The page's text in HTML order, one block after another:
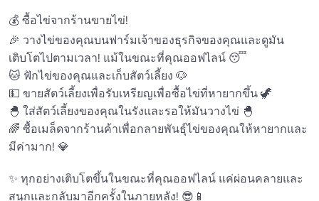
💰 ซื้อไข่จากร้านขายไข่!
🎉 วางไข่ของคุณบนฟาร์มเจ้าของธุรกิจของคุณและดูมัน
เติบโตไปตามเวลา! แม้ในขณะที่คุณออฟไลน์ 😴
🐱 ฟักไข่ของคุณและเก็บสัตว์เลี้ยง 🐶
💵 ขายสัตว์เลี้ยงเพื่อรับเหรียญเพื่อซื้อไข่ที่หายากขึ้น 🦖
🐣 ใส่สัตว์เลี้ยงของคุณในรังและรอให้มันวางไข่ 🐣
🌈 ซื้อเมล็ดจากร้านค้าเพื่อกลายพันธุ์ไข่ของคุณให้หายากและ
มีค่ามาก! 💎
✨ ทุกอย่างเติบโตขึ้นในขณะที่คุณออฟไลน์ แค่ผ่อนคลายและ
สนุกและกลับมาอีกครั้งในภายหลัง! 😎📱